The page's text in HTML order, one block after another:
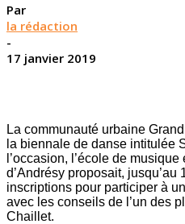
Par
la rédaction
-
17 janvier 2019
La communauté urbaine
la biennale de danse intitulée
l’occasion, l’école de
d’Andrésy proposait, jusqu’au
inscriptions pour participer à
avec les conseils de l’un des
Chaillet.